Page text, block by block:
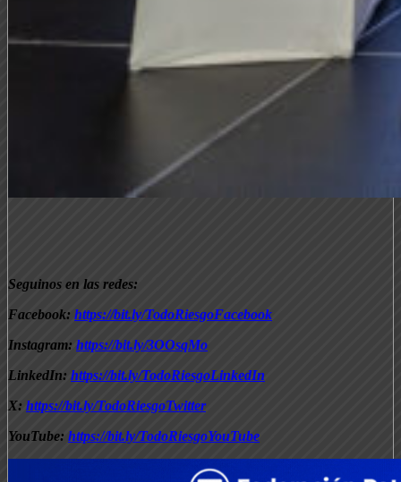
Seguinos en las redes:
Facebook: https://bit.ly/TodoRiesgoFacebook
Instagram: https://bit.ly/3OOsqMo
LinkedIn: https://bit.ly/TodoRiesgoLinkedIn
X: https://bit.ly/TodoRiesgoTwitter
YouTube: https://bit.ly/TodoRiesgoYouTube